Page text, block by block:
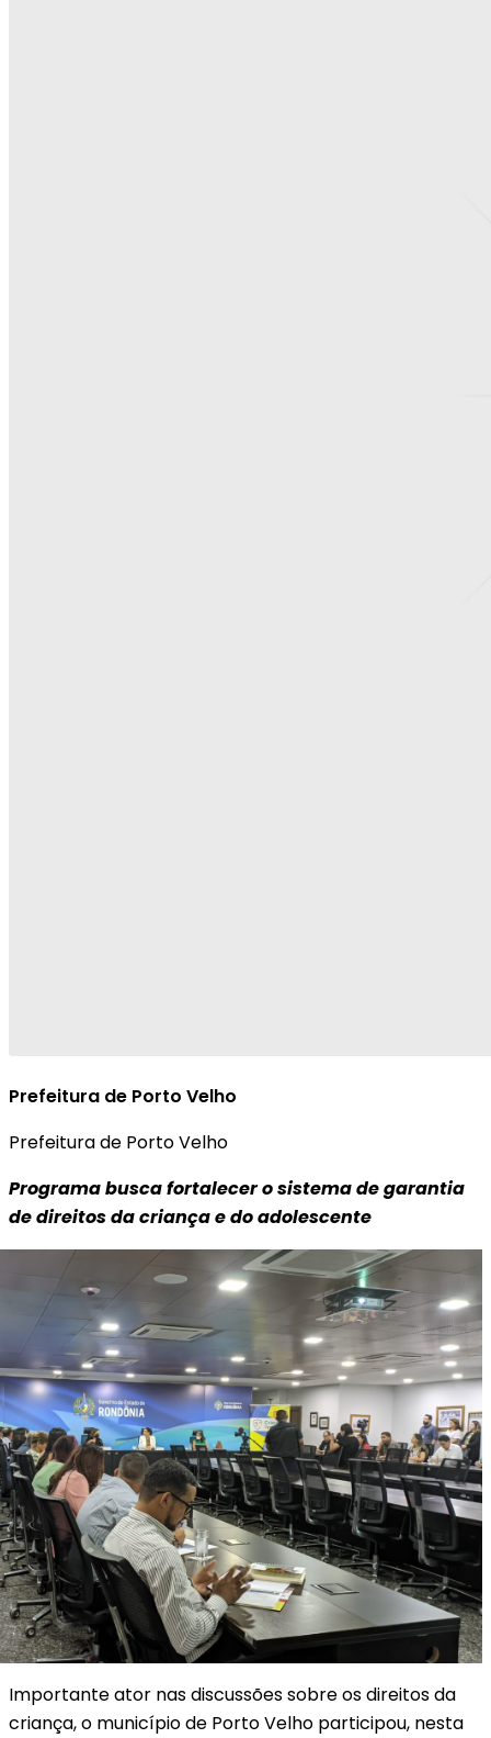
Prefeitura de Porto Velho
Prefeitura de Porto Velho
Programa busca fortalecer o sistema de garantia
de direitos da criança e do adolescente
Importante ator nas discussões sobre os direitos da
criança, o município de Porto Velho participou, nesta